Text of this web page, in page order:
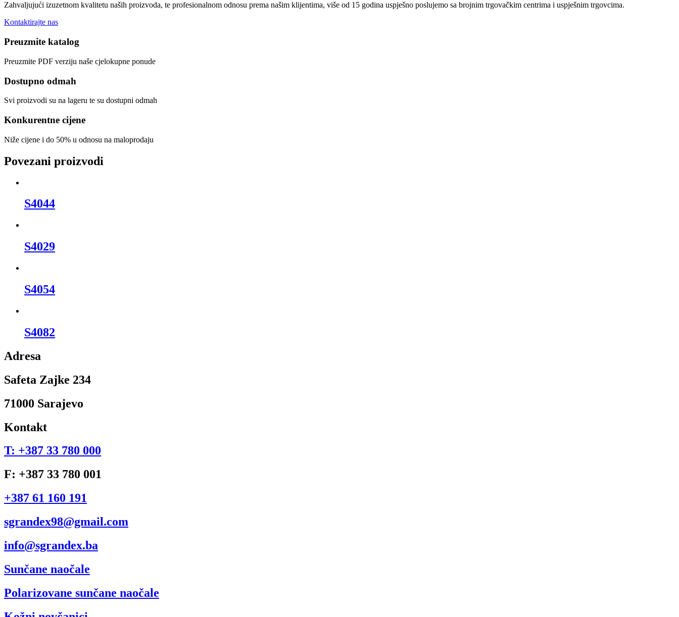
Zahvaljujući izuzetnom kvalitetu naših proizvoda, te profesionalnom odnosu prema našim klijentima, više od 15 godina uspješno poslujemo sa brojnim trgovačkim centrima i uspješnim trgovcima.
Kontaktirajte nas
Preuzmite katalog
Preuzmite PDF verziju naše cjelokupne ponude
Dostupno odmah
Svi proizvodi su na lageru te su dostupni odmah
Konkurentne cijene
Niže cijene i do 50% u odnosu na maloprodaju
Povezani proizvodi
S4044
S4029
S4054
S4082
Adresa
Safeta Zajke 234
71000 Sarajevo
Kontakt
T: +387 33 780 000
F: +387 33 780 001
+387 61 160 191
sgrandex98@gmail.com
info@sgrandex.ba
Sunčane naočale
Polarizovane sunčane naočale